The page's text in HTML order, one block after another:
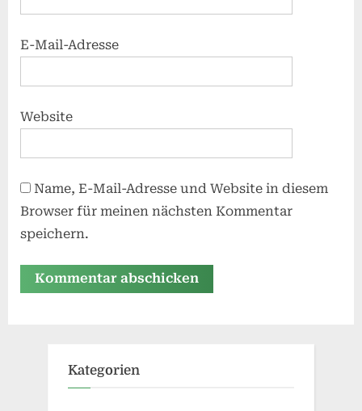
E-Mail-Adresse
Website
Name, E-Mail-Adresse und Website in diesem
Browser für meinen nächsten Kommentar
speichern.
Kategorien